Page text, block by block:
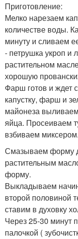
Приготовление:
Мелко нарезаем
количестве воды.
минуту и сливаем
- петрушка укроп
растительном
хорошую
Фарш готов и ждет
капустку, фарш и
майонеза
яйца. Просеиваем
взбиваем миксером.
Смазываем форму
растительным
форму.
Выкладываем
второй половиной
ставим в духовку
Через 25-30 минут
палочкой (